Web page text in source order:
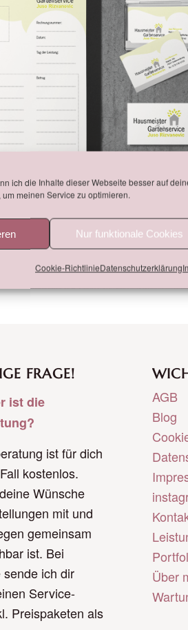
ich die Inhalte dieser Webseite besser auf
meinen Service zu optimieren.
Nur funktionale Cookies
Cookie-RichtlinieDatenschutzerklärung
FRAGE!
ist die
ist für dich
kostenlos.
Wünsche
mit und
gemeinsam
ist. Bei
sende ich dir
Service-
Preispaketen als
AGB
Blog
Über